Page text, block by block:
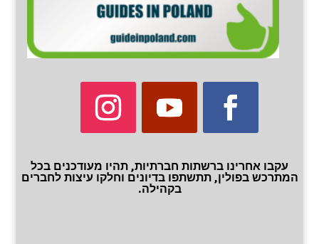
עקבו אחרינו ברשתות חברתיות, תהיו מעודכנים בכל
המתרכש בפולין, תתשתפו בדיונים וחלקו עיצות לחברים
בקהילה.